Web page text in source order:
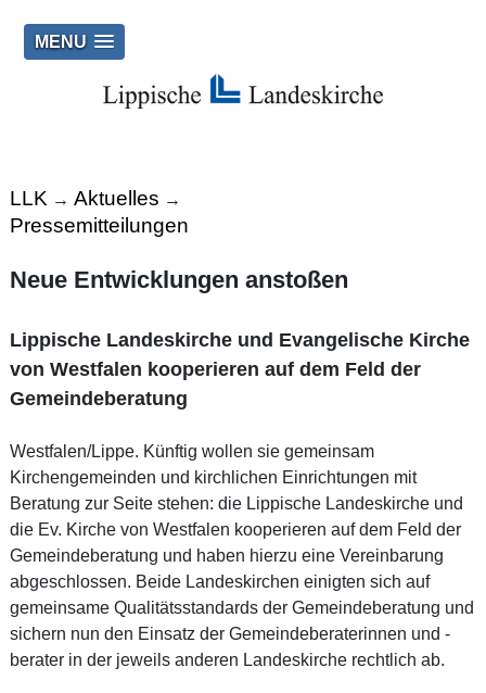
MENU
LLK → Aktuelles →
Pressemitteilungen
Neue Entwicklungen anstoßen
Lippische Landeskirche und Evangelische Kirche
von Westfalen kooperieren auf dem Feld der
Gemeindeberatung
Westfalen/Lippe. Künftig wollen sie gemeinsam
Kirchengemeinden und kirchlichen Einrichtungen mit
Beratung zur Seite stehen: die Lippische Landeskirche und
die Ev. Kirche von Westfalen kooperieren auf dem Feld der
Gemeindeberatung und haben hierzu eine Vereinbarung
abgeschlossen. Beide Landeskirchen einigten sich auf
gemeinsame Qualitätsstandards der Gemeindeberatung und
sichern nun den Einsatz der Gemeindeberaterinnen und -
berater in der jeweils anderen Landeskirche rechtlich ab.